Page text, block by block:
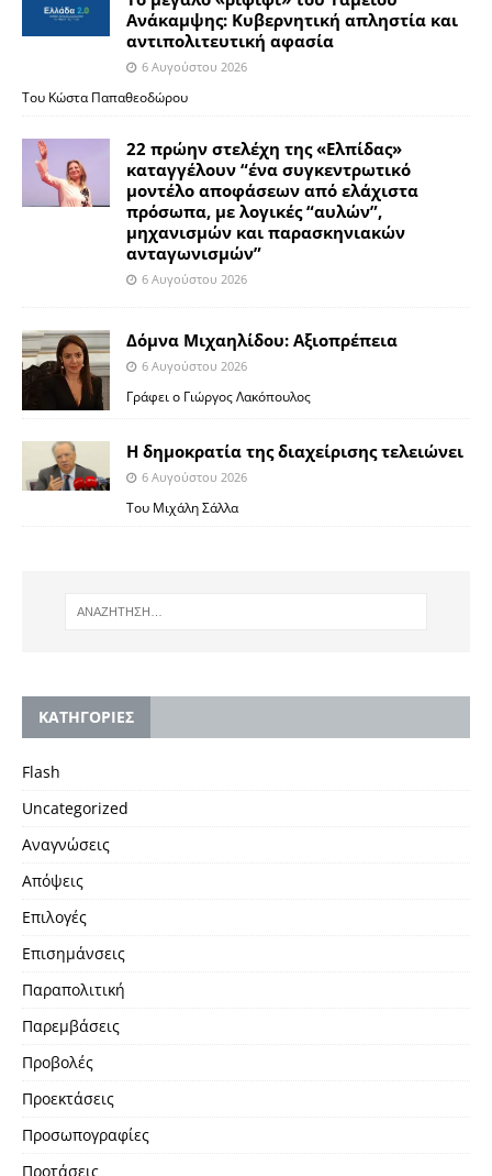
Ανάκαμψης: Κυβερνητική απληστία και
αντιπολιτευτική αφασία
6 Αυγούστου 2026
Του Κώστα Παπαθεοδώρου
22 πρώην στελέχη της «Ελπίδας»
καταγγέλουν “ένα συγκεντρωτικό
μοντέλο αποφάσεων από ελάχιστα
πρόσωπα, με λογικές “αυλών”,
μηχανισμών και παρασκηνιακών
ανταγωνισμών”
6 Αυγούστου 2026
Δόμνα Μιχαηλίδου: Αξιοπρέπεια
6 Αυγούστου 2026
Γράφει ο Γιώργος Λακόπουλος
Η δημοκρατία της διαχείρισης τελειώνει
6 Αυγούστου 2026
Του Μιχάλη Σάλλα
KΑΤΗΓΟΡΙΕΣ
Flash
Uncategorized
Αναγνώσεις
Απόψεις
Επιλογές
Επισημάνσεις
Παραπολιτική
Παρεμβάσεις
Προβολές
Προεκτάσεις
Προσωπογραφίες
Προτάσεις